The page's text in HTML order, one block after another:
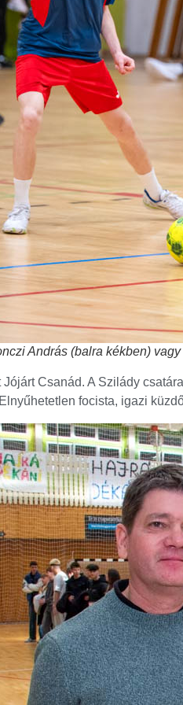
András (balra kékben)
Csanád. A Szilády
focista, igazi